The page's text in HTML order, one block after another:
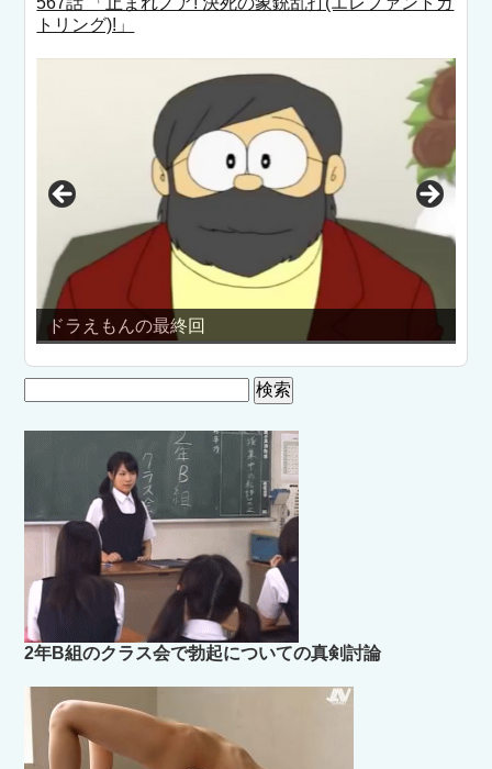
トリング)!」
ドラえもんの最終回
2年B組のクラス会で勃起についての真剣討論